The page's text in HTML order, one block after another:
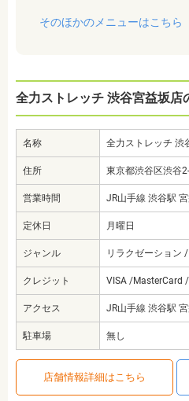
そのほかのメニューはこちら
全力ストレッチ 渋谷宮益坂店
名称 全力ストレッチ 渋
住所 東京都渋谷区渋谷
営業時間 JR山手線 渋谷駅
定休日 月曜日
ジャンル リラクゼーション
クレジット VISA /MasterCard
アクセス JR山手線 渋谷駅
駐車場 無し
店舗情報詳細はこちら